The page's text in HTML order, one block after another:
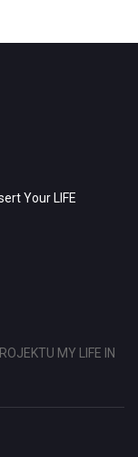
Your LIFE
MY LIFE IN